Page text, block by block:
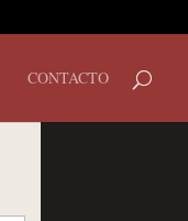
CONTACTO